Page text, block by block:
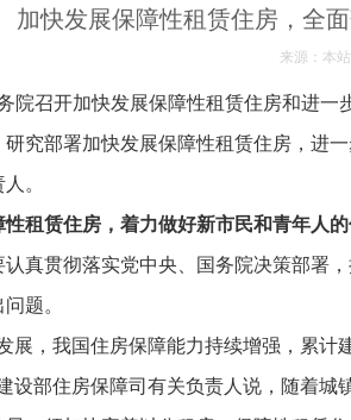
加快发展保障性租赁住房，全
来源：本
院召开加快发展保障性租赁住房和进
究部署加快发展保障性租赁住房，进
。
性租赁住房，着力做好新市民和青年人
真贯彻落实党中央、国务院决策部署
题。
展，我国住房保障能力持续增强，累
设部住房保障司有关负责人说，随着